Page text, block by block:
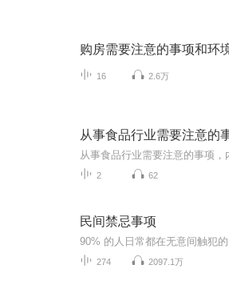
购房需要注意的事项和环
16 2.6万
从事食品行业需要注意的
2 62
民间禁忌事项
274 2097.1万